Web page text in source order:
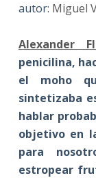
oautor: Miguel
Alexander
penicilina,
el moho
sintetizaba
hablar
objetivo en
para
estropear